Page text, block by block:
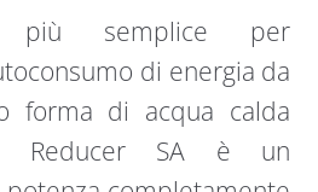
più semplice per
di energia da
forma di acqua calda
Reducer SA è un